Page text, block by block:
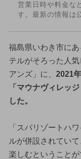
営業日時や料金な
す。最新の情報は
福島県いわき市に
テルがそろった人
アンズ」に、 2021
「マウナヴィレッ
した。
「スパリゾートハ
ルが併設されてい
楽しむということ